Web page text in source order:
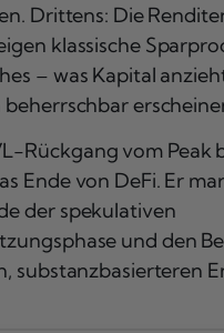
Drittens: Die
klassische
– was Kapital
beherrschbar
Rückgang vom Peak
Ende von DeFi. Er
der spekulativen
und den
substanzbasierteren